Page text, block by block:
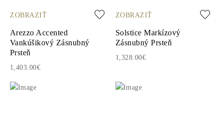
ZOBRAZIŤ
Arezzo Accented
Vankúšikový Zásnubný
Prsteň
1,403.00€
ZOBRAZIŤ
Solstice Markízový
Zásnubný Prsteň
1,328.00€